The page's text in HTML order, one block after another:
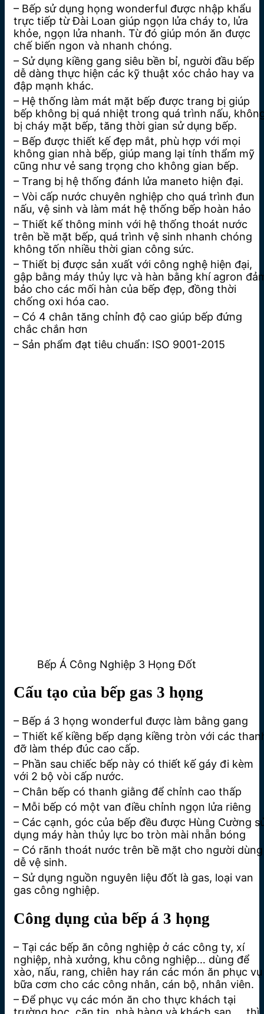
– Bếp sử dụng họng wonderful được nhập khẩu
trực tiếp từ Đài Loan giúp ngọn lửa cháy to, lửa
khỏe, ngọn lửa nhanh. Từ đó giúp món ăn được
chế biến ngon và nhanh chóng.
– Sử dụng kiềng gang siêu bền bỉ, người đầu bếp
dễ dàng thực hiện các kỹ thuật xóc chảo hay va
đập mạnh khác.
– Hệ thống làm mát mặt bếp được trang bị giúp
bếp không bị quá nhiệt trong quá trình nấu,
bị cháy mặt bếp, tăng thời gian sử dụng bếp.
– Bếp được thiết kế đẹp mắt, phù hợp với mọi
không gian nhà bếp, giúp mang lại tính thẩm mỹ
cũng như vẻ sang trọng cho không gian bếp.
– Trang bị hệ thống đánh lửa maneto hiện đại.
– Vòi cấp nước chuyên nghiệp cho quá trình đun
nấu, vệ sinh và làm mát hệ thống bếp hoàn hảo
– Thiết kế thông minh với hệ thống thoát nước
trên bề mặt bếp, quá trình vệ sinh nhanh chóng
không tốn nhiều thời gian công sức.
– Thiết bị được sản xuất với công nghệ hiện đại,
gập bằng máy thủy lực và hàn bằng khí agron
bảo cho các mối hàn của bếp đẹp, đồng thời
chống oxi hóa cao.
– Có 4 chân tăng chỉnh độ cao giúp bếp đứng
chắc chắn hơn
– Sản phẩm đạt tiêu chuẩn: ISO 9001-2015
Bếp Á Công Nghiệp 3 Họng Đốt
Cấu tạo của bếp gas 3 họng
– Bếp á 3 họng wonderful được làm bằng gang
– Thiết kế kiềng bếp dạng kiềng tròn với các
đỡ làm thép đúc cao cấp.
– Phần sau chiếc bếp này có thiết kế gáy đi kèm
với 2 bộ vòi cấp nước.
– Chân bếp có thanh giằng để chỉnh cao thấp
– Mỗi bếp có một van điều chỉnh ngọn lửa riêng
– Các cạnh, góc của bếp đều được Hùng Cường
dụng máy hàn thủy lực bo tròn mài nhẵn bóng
– Có rãnh thoát nước trên bề mặt cho người dùng
dễ vệ sinh.
– Sử dụng nguồn nguyên liệu đốt là gas, loại van
gas công nghiệp.
Công dụng của bếp á 3 họng
– Tại các bếp ăn công nghiệp ở các công ty, xí
nghiệp, nhà xưởng, khu công nghiệp… dùng để
xào, nấu, rang, chiên hay rán các món ăn phục vụ
bữa cơm cho các công nhân, cán bộ, nhân viên.
– Để phục vụ các món ăn cho thực khách tại